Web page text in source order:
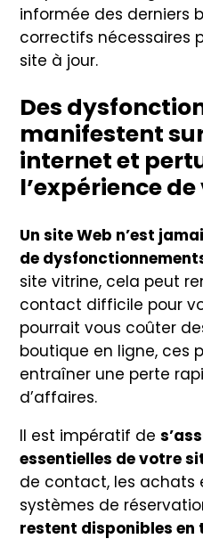
informée des derniers
correctifs nécessaires
site à jour.
Des
manifestent
internet et
l’expérience
Un site Web n’est
de
site vitrine, cela peut
contact difficile pour
pourrait vous coûter
boutique en ligne, ces
entraîner une perte
d’affaires.
Il est impératif de
essentielles de votre
de contact, les achats
systèmes de
restent disponibles